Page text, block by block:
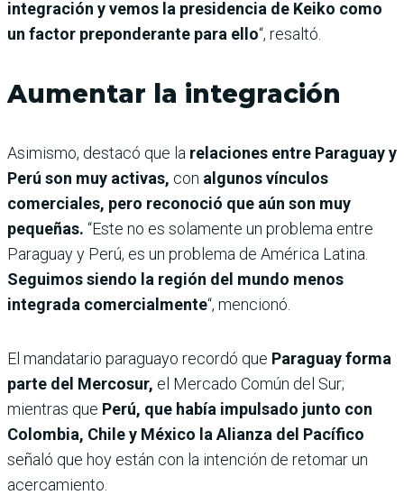
integración y vemos la presidencia de Keiko como
un factor preponderante para ello“, resaltó.
Aumentar la integración
Asimismo, destacó que la relaciones entre Paraguay y
Perú son muy activas, con algunos vínculos
comerciales, pero reconoció que aún son muy
pequeñas. “Este no es solamente un problema entre
Paraguay y Perú, es un problema de América Latina.
Seguimos siendo la región del mundo menos
integrada comercialmente“, mencionó.
El mandatario paraguayo recordó que Paraguay forma
parte del Mercosur, el Mercado Común del Sur;
mientras que Perú, que había impulsado junto con
Colombia, Chile y México la Alianza del Pacífico
señaló que hoy están con la intención de retomar un
acercamiento.